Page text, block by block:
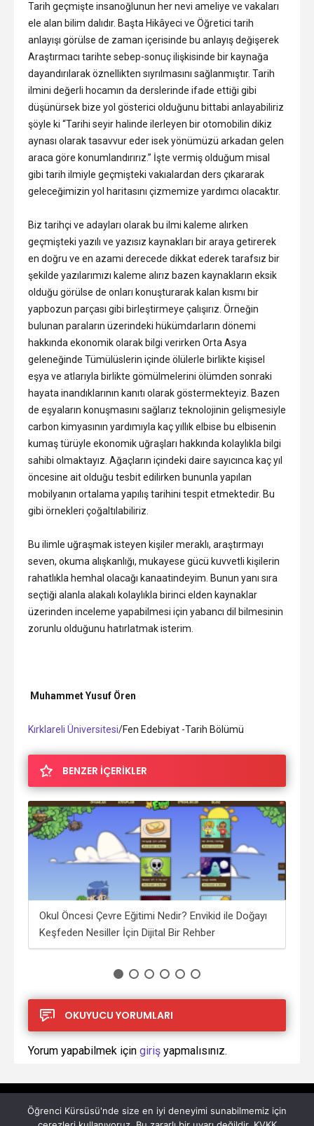
Tarih geçmişte insanoğlunun her nevi ameliye ve vakaları
ele alan bilim dalıdır. Başta Hikâyeci ve Öğretici tarih
anlayışı görülse de zaman içerisinde bu anlayış değişerek
Araştırmacı tarihte sebep-sonuç ilişkisinde bir kaynağa
dayandırılarak öznellikten sıyrılmasını sağlanmıştır. Tarih
ilmini değerli hocamın da derslerinde ifade ettiği gibi
düşünürsek bize yol gösterici olduğunu bittabi anlayabiliriz
şöyle ki “Tarihi seyir halinde ilerleyen bir otomobilin dikiz
aynası olarak tasavvur eder isek yönümüzü arkadan gelen
araca göre konumlandırırız.” İşte vermiş olduğum misal
gibi tarih ilmiyle geçmişteki vakıalardan ders çıkararak
geleceğimizin yol haritasını çizmemize yardımcı olacaktır.
Biz tarihçi ve adayları olarak bu ilmi kaleme alırken
geçmişteki yazılı ve yazısız kaynakları bir araya getirerek
en doğru ve en azami derecede dikkat ederek tarafsız bir
şekilde yazılarımızı kaleme alırız bazen kaynakların eksik
olduğu görülse de onları konuşturarak kalan kısmı bir
yapbozun parçası gibi birleştirmeye çalışırız. Örneğin
bulunan paraların üzerindeki hükümdarların dönemi
hakkında ekonomik olarak bilgi verirken Orta Asya
geleneğinde Tümülüslerin içinde ölülerle birlikte kişisel
eşya ve atlarıyla birlikte gömülmelerini ölümden sonraki
hayata inandıklarının kanıtı olarak göstermekteyiz. Bazen
de eşyaların konuşmasını sağlarız teknolojinin gelişmesiyle
carbon kimyasının yardımıyla kaç yıllık elbise bu elbisenin
kumaş türüyle ekonomik uğraşları hakkında kolaylıkla bilgi
sahibi olmaktayız. Ağaçların içindeki daire sayıcınca kaç yıl
öncesine ait olduğu tesbit edilirken bununla yapılan
mobilyanın ortalama yapılış tarihini tespit etmektedir. Bu
gibi örnekleri çoğaltılabiliriz.
Bu ilimle uğraşmak isteyen kişiler meraklı, araştırmayı
seven, okuma alışkanlığı, mukayese gücü kuvvetli kişilerin
rahatlıkla hemhal olacağı kanaatindeyim. Bunun yanı sıra
seçtiği alanla alakalı kolaylıkla birinci elden kaynaklar
üzerinden inceleme yapabilmesi için yabancı dil bilmesinin
zorunlu olduğunu hatırlatmak isterim.
Muhammet Yusuf Ören
Kırklareli Üniversitesi/Fen Edebiyat -Tarih Bölümü
BENZER İÇERİKLER
Okul Öncesi Çevre Eğitimi Nedir? Envikid ile Doğayı
Keşfeden Nesiller İçin Dijital Bir Rehber
OKUYUCU YORUMLARI
Yorum yapabilmek için giriş yapmalısınız.
Öğrenci Kürsüsü'nde size en iyi deneyimi sunabilmemiz için